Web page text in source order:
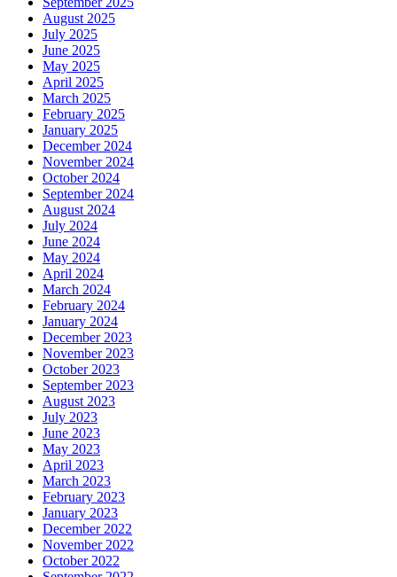
August 2025
July 2025
June 2025
May 2025
April 2025
March 2025
February 2025
January 2025
December 2024
November 2024
October 2024
September 2024
August 2024
July 2024
June 2024
May 2024
April 2024
March 2024
February 2024
January 2024
December 2023
November 2023
October 2023
September 2023
August 2023
July 2023
June 2023
May 2023
April 2023
March 2023
February 2023
January 2023
December 2022
November 2022
October 2022